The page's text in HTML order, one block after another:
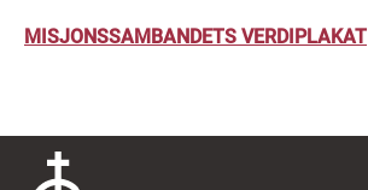
MISJONSSAMBANDETS VERDIPLAKAT